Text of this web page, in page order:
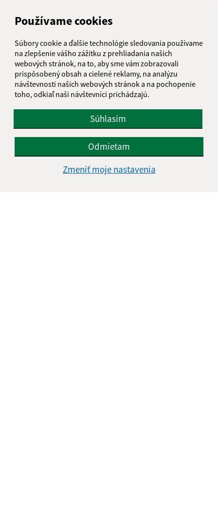
Používame cookies
Súbory cookie a ďalšie technológie sledovania používame
na zlepšenie vášho zážitku z prehliadania našich
webových stránok, na to, aby sme vám zobrazovali
prispôsobený obsah a cielené reklamy, na analýzu
návštevnosti našich webových stránok a na pochopenie
toho, odkiaľ naši návštevníci prichádzajú.
Súhlasím
Odmietam
Zmeniť moje nastavenia
Obecný úrad Hlinné
Hlinné 74
094 35 Soľ
info@hlinne.sk
+421 905 427 363
IČO: 00332411